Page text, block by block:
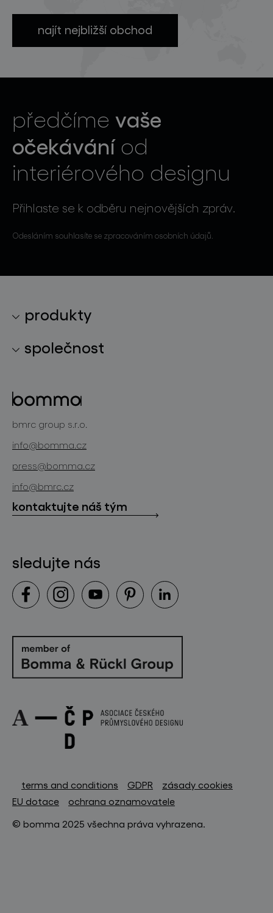
najít nejbližší obchod
předčíme vaše
očekáváníod
interiérového designu
Přihlaste se k odběru nejnovějších zpráv.
Odesláním souhlasíte se zpracováním osobních údajů.
produkty
kolekce svítidel
bomma cullet
zakázková sklářská výroba
společnost
projekty
bmrc group s.r.o.
info@bomma.cz
press@bomma.cz
info@bmrc.cz
kontaktujte náš tým
sledujte nás
terms and conditions GDPR
zásady cookies
EU dotace
ochrana oznamovatele
© bomma 2025 všechna práva vyhrazena.